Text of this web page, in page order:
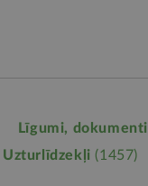
Līgumi, dokumenti
Uzturlīdzekļi (1457)